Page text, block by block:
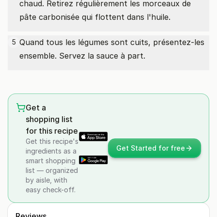
chaud. Retirez régulièrement les morceaux de
pâte carbonisée qui flottent dans l'huile.
5 Quand tous les légumes sont cuits, présentez-les
ensemble. Servez la sauce à part.
Get a
shopping list
for this recipe
Get this recipe's
ingredients as a
smart shopping
list — organized
by aisle, with
easy check-off.
Get Started for free